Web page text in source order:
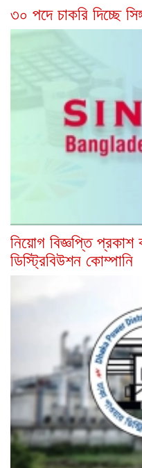
৩০ পদে চাকরি দিচ্ছে
নিয়োগ বিজ্ঞপ্তি প্রকাশ
ডিস্ট্রিবিউশন কোম্পানি